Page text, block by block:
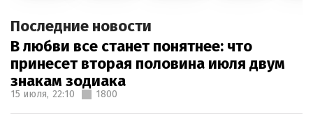
Последние новости
В любви все станет понятнее: что
принесет вторая половина июля двум
знакам зодиака
15 июля, 22:10 1800